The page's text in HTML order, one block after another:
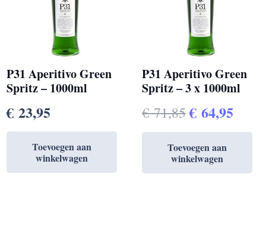
P31 Aperitivo Green
Spritz – 1000ml
€ 23,95
Toevoegen aan
winkelwagen
P31 Aperitivo Green
Spritz – 3 x 1000ml
€71,85
prijs
was:
€ 71,85.
€ 64,95
prijs
€
Toevoegen aan
winkelwagen